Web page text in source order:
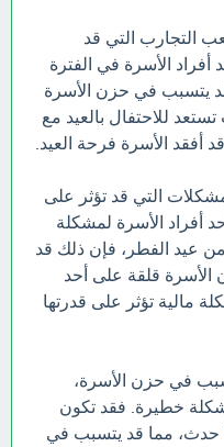
التجارب التي قد
أفراد الأسرة في الفترة
يتسبب في حزن الأسرة
للاحتفال بالعيد مع
أفقد الأسرة فرحة العيد.
التي قد تؤثر على
أفراد الأسرة لمشكلة
من عيد الفطر، فإن ذلك قد
قلقة على أحد
مالية تؤثر على قدرتها
في حزن الأسرة،
خطيرة. فقد تكون
حدث، مما قد يتسبب في